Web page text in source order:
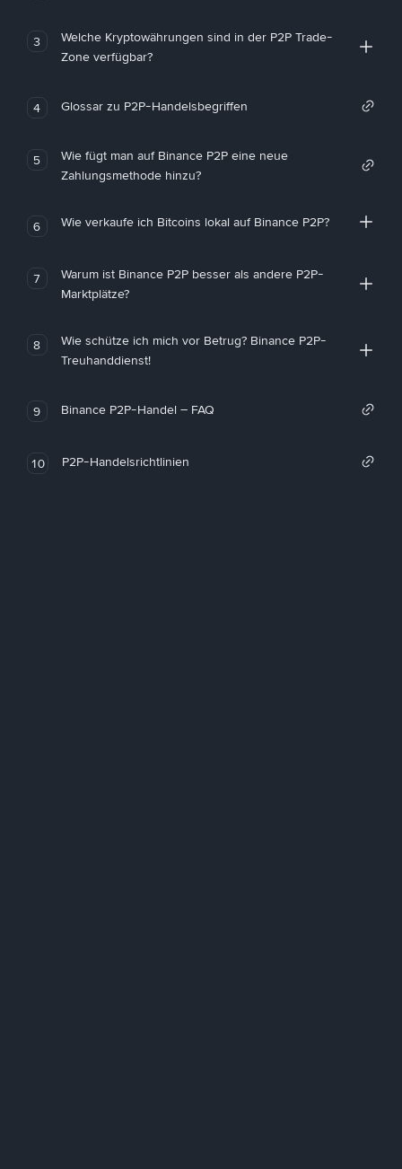
3
Welche Kryptowährungen sind in der P2P Trade-
Zone verfügbar?
4 Glossar zu P2P-Handelsbegriffen
5
Wie fügt man auf Binance P2P eine neue
Zahlungsmethode hinzu?
6 Wie verkaufe ich Bitcoins lokal auf Binance P2P?
7
Warum ist Binance P2P besser als andere P2P-
Marktplätze?
8
Wie schütze ich mich vor Betrug? Binance P2P-
Treuhanddienst!
9 Binance P2P-Handel – FAQ
10 P2P-Handelsrichtlinien